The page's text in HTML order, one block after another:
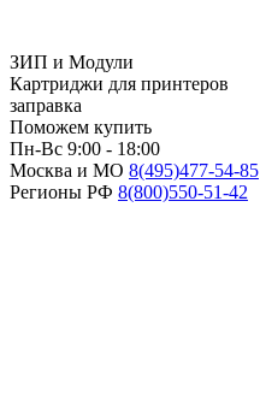
ЗИП и Модули
Картриджи для принтеров
заправка
Поможем купить
Пн-Вс 9:00 - 18:00
Москва и МО 8(495)477-54-85
Регионы РФ 8(800)550-51-42